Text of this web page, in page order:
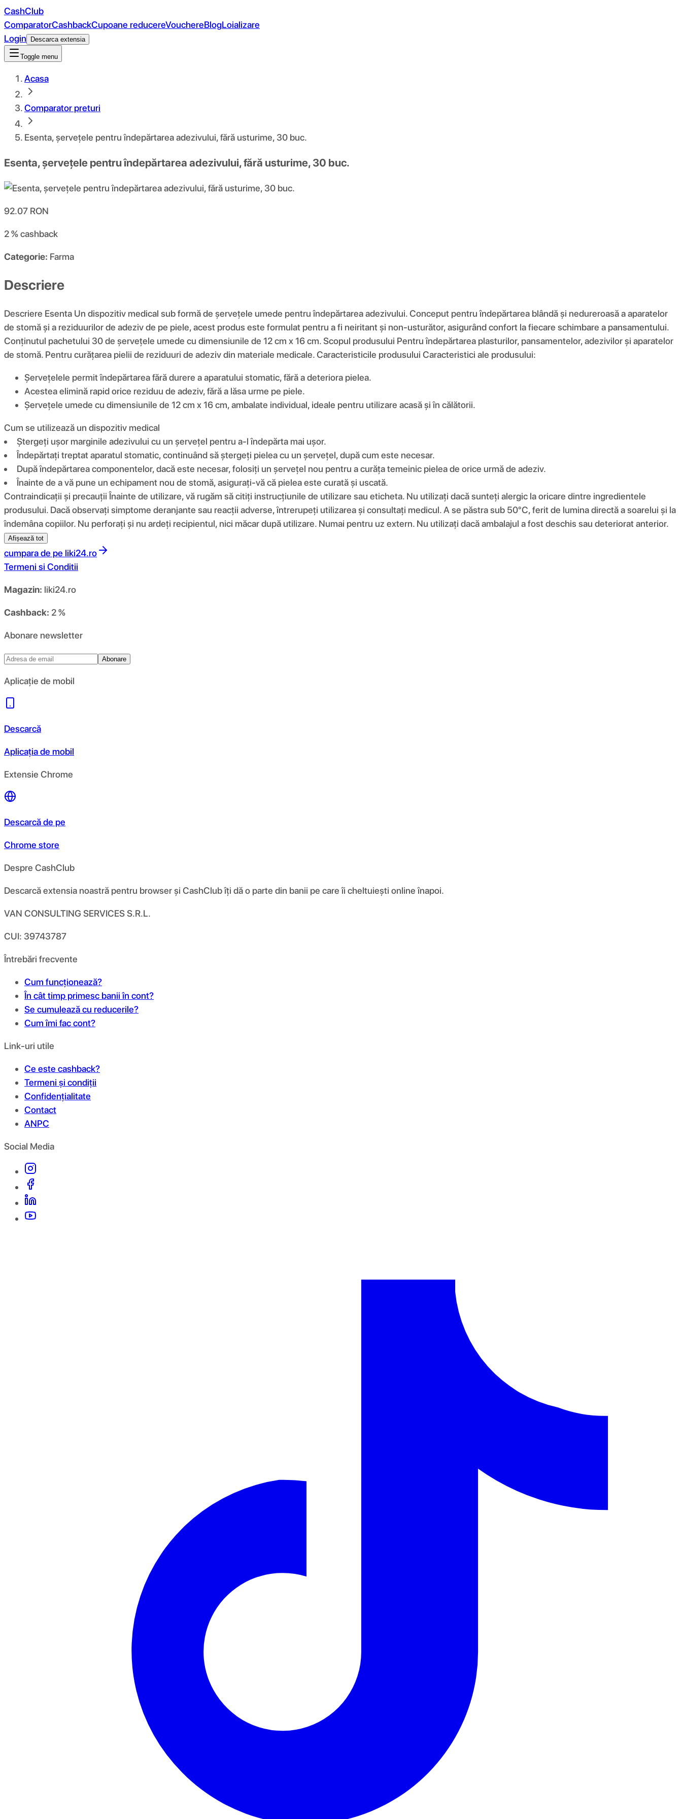
CashClub
ComparatorCashbackCupoane reducereVouchereBlogLoializare
Login
Descarca extensia
Toggle menu
Acasa
Comparator preturi
Esenta, șervețele pentru îndepărtarea adezivului, fără usturime, 30 buc.
Esenta, șervețele pentru îndepărtarea adezivului, fără usturime, 30 buc.
92.07 RON
2 %cashback
Categorie: Farma
Descriere
Descriere Esenta Un dispozitiv medical sub formă de șervețele umede pentru îndepărtarea adezivului. Conceput pentru îndepărtarea blândă și nedureroasă a aparatelor
de stomă și a reziduurilor de adeziv de pe piele, acest produs este formulat pentru a fi neiritant și non-usturător, asigurând confort la fiecare schimbare a pansamentului.
Conținutul pachetului 30 de șervețele umede cu dimensiunile de 12 cm x 16 cm. Scopul produsului Pentru îndepărtarea plasturilor, pansamentelor, adezivilor și aparatelor
de stomă. Pentru curățarea pielii de reziduuri de adeziv din materiale medicale. Caracteristicile produsului Caracteristici ale produsului:
Șervețelele permit îndepărtarea fără durere a aparatului stomatic, fără a deteriora pielea.
Acestea elimină rapid orice reziduu de adeziv, fără a lăsa urme pe piele.
Șervețele umede cu dimensiunile de 12 cm x 16 cm, ambalate individual, ideale pentru utilizare acasă și în călătorii.
Cum se utilizează un dispozitiv medical
Ștergeți ușor marginile adezivului cu un șervețel pentru a-l îndepărta mai ușor.
Îndepărtați treptat aparatul stomatic, continuând să ștergeți pielea cu un șervețel, după cum este necesar.
După îndepărtarea componentelor, dacă este necesar, folosiți un șervețel nou pentru a curăța temeinic pielea de orice urmă de adeziv.
Înainte de a vă pune un echipament nou de stomă, asigurați-vă că pielea este curată și uscată.
Contraindicații și precauții Înainte de utilizare, vă rugăm să citiți instrucțiunile de utilizare sau eticheta. Nu utilizați dacă sunteți alergic la oricare dintre ingredientele
produsului. Dacă observați simptome deranjante sau reacții adverse, întrerupeți utilizarea și consultați medicul. A se păstra sub 50°C, ferit de lumina directă a soarelui și la
îndemâna copiilor. Nu perforați și nu ardeți recipientul, nici măcar după utilizare. Numai pentru uz extern. Nu utilizați dacă ambalajul a fost deschis sau deteriorat anterior.
Afișează tot
cumpara de pe liki24.ro
Termeni si Conditii
Magazin: liki24.ro
Cashback: 2 %
Abonare newsletter
Abonare
Aplicație de mobil
Descarcă
Aplicația de mobil
Extensie Chrome
Descarcă de pe
Chrome store
Despre CashClub
Descarcă extensia noastră pentru browser și CashClub îți dă o parte din banii pe care îi cheltuiești online înapoi.
VAN CONSULTING SERVICES S.R.L.
CUI: 39743787
Întrebări frecvente
Cum funcționează?
În cât timp primesc banii în cont?
Se cumulează cu reducerile?
Cum îmi fac cont?
Link-uri utile
Ce este cashback?
Termeni și condiții
Confidențialitate
Contact
ANPC
Social Media